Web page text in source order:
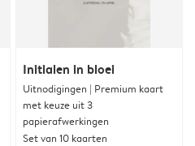
Initialen in bloei
Uitnodigingen | Premium kaart
met keuze uit 3
papierafwerkingen
Set van 10 kaarten